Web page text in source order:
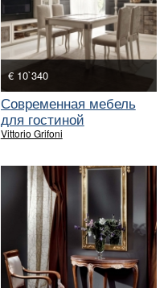
€ 10`340
Современная мебель
для гостиной
Vittorio Grifoni